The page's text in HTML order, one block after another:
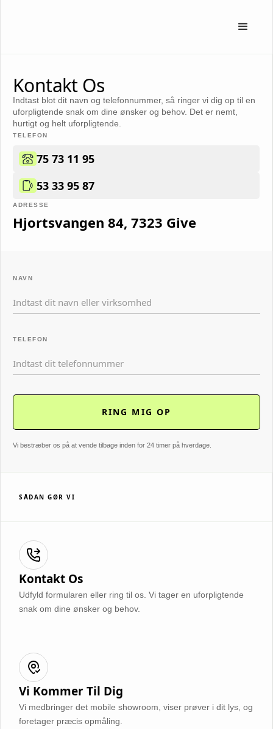
Kontakt Os
Indtast blot dit navn og telefonnummer, så ringer vi dig op til en
uforpligtende snak om dine ønsker og behov. Det er nemt,
hurtigt og helt uforpligtende.
TELEFON
75 73 11 95
53 33 95 87
ADRESSE
Hjortsvangen 84, 7323 Give
NAVN
TELEFON
Vi bestræber os på at vende tilbage inden for 24 timer på hverdage.
SÅDAN GØR VI
Kontakt Os
Udfyld formularen eller ring til os. Vi tager en uforpligtende
snak om dine ønsker og behov.
Vi Kommer Til Dig
Vi medbringer det mobile showroom, viser prøver i dit lys, og
foretager præcis opmåling.